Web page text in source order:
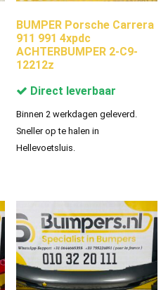
BUMPER Porsche Carrera
911 991 4xpdc
ACHTERBUMPER 2-C9-
12212z
Direct leverbaar
Binnen 2 werkdagen geleverd.
Sneller op te halen in
Hellevoetsluis.